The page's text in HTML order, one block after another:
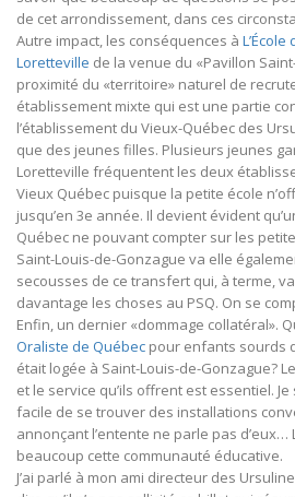
de cet arrondissement, dans ces
Autre impact, les conséquences à
Loretteville de la venue du «Pavillon
proximité du «territoire» naturel de
établissement mixte qui est une partie
l’établissement du Vieux-Québec des
que des jeunes filles. Plusieurs jeunes
Loretteville fréquentent les deux
Vieux Québec puisque la petite école
jusqu’en 3e année. Il devient évident
Québec ne pouvant compter sur les
Saint-Louis-de-Gonzague va elle
secousses de ce transfert qui, à terme,
davantage les choses au PSQ. On se
Enfin, un dernier «dommage collatéral».
Oraliste de Québec pour enfants sourds
était logée à Saint-Louis-de-Gonzague?
et le service qu’ils offrent est essentiel.
facile de se trouver des installations
annonçant l’entente ne parle pas
beaucoup cette communauté éducative.
J’ai parlé à mon ami directeur des